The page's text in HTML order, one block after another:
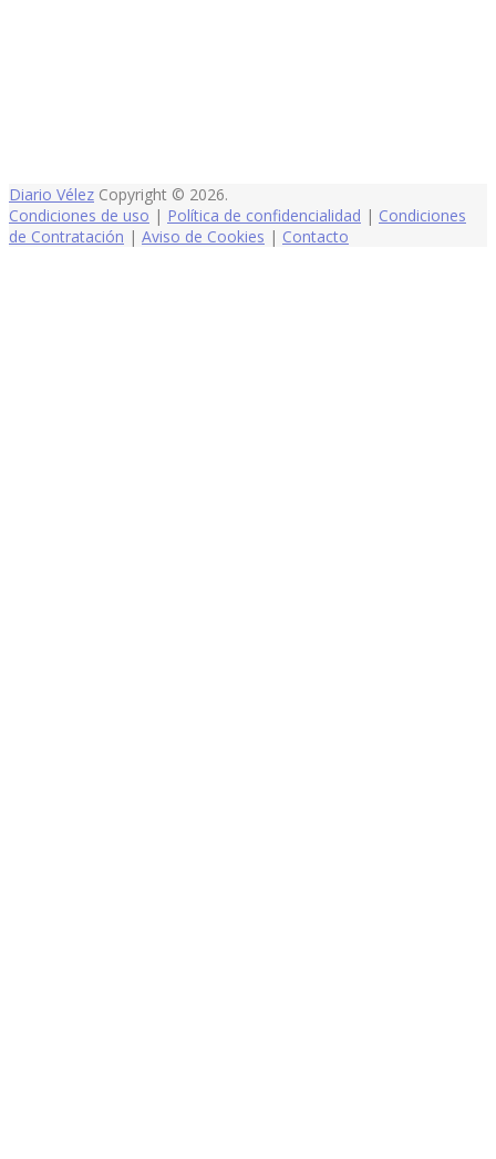
Diario Vélez Copyright © 2026.
Condiciones de uso | Política de confidencialidad | Condiciones
de Contratación | Aviso de Cookies | Contacto